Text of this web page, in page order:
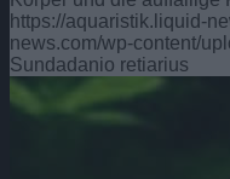
https://aquaristik.liquid-
news.com/wp-content/
Sundadanio retiarius